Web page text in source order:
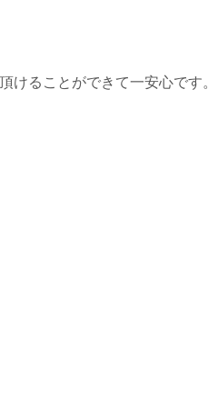
ることができて一安心です。